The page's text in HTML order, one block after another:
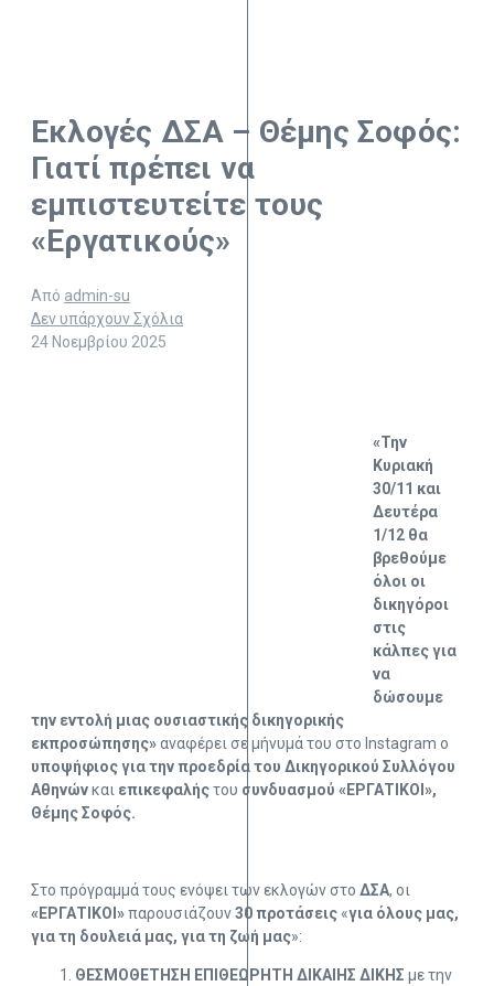
Εκλογές ΔΣΑ – Θέμης Σοφός:
Γιατί πρέπει να
εμπιστευτείτε τους
«Εργατικούς»
Από admin-su
Δεν υπάρχουν Σχόλια
24 Νοεμβρίου 2025
«Την
Κυριακή
30/11 και
Δευτέρα
1/12 θα
βρεθούμε
όλοι οι
δικηγόροι
στις
κάλπες για
να
δώσουμε
την εντολή μιας ουσιαστικής δικηγορικής
εκπροσώπησης»αναφέρει σε μήνυμά του στο Instagram ο
υποψήφιος για την προεδρία του Δικηγορικού Συλλόγου
Αθηνώνκαι επικεφαλήςτου συνδυασμού «ΕΡΓΑΤΙΚΟΙ»,
Θέμης Σοφός.
Στο πρόγραμμά τους ενόψει των εκλογών στο ΔΣΑ, οι
«ΕΡΓΑΤΙΚΟΙ»παρουσιάζουν30 προτάσεις «για όλους μας,
για τη δουλειά μας, για τη ζωή μας»:
ΘΕΣΜΟΘΕΤΗΣΗ ΕΠΙΘΕΩΡΗΤΗ ΔΙΚΑΙΗΣ ΔΙΚΗΣ με την